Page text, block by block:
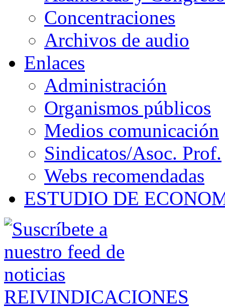
Concentraciones
Archivos de audio
Enlaces
Administración
Organismos públicos
Medios comunicación
Sindicatos/Asoc. Prof.
Webs recomendadas
ESTUDIO DE
REIVINDICACIONES